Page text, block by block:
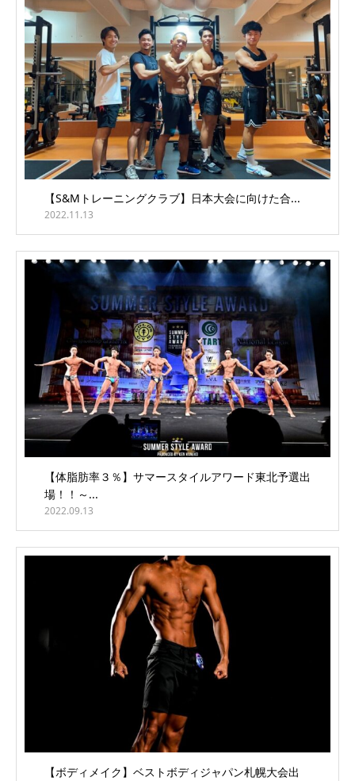
【S&Mトレーニングクラブ】日本大会に向けた合...
2022.11.13
【体脂肪率３％】サマースタイルアワード東北予選出
場！！～...
2022.09.13
【ボディメイク】ベストボディジャパン札幌大会出